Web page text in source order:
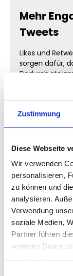
Zustimmung
Diese Webseite
Wir verwenden
personalisieren,
zu können und
analysieren.
Verwendung
soziale Medien,
Partner führen
weiteren Daten
Mehr
Tweets
Likes und
sorgen dafür,
Dadurch
Unsere
Überblick
Twitter
Wenn du
du deine
Community
Twitter
Twitter Likes
Engagement
deiner Tweets.